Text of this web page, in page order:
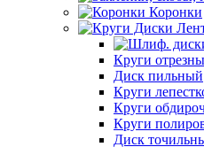
Коронки
Круги
Диск пильный
Круги
Круги
Круги
Диск